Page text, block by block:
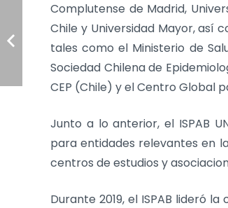
Complutense de Madrid,
Chile y Universidad Mayor, así
tales como el Ministerio de
Sociedad Chilena de
CEP (Chile) y el Centro Global
Junto a lo anterior, el ISPAB
para entidades relevantes en
centros de estudios y
Durante 2019, el ISPAB lideró